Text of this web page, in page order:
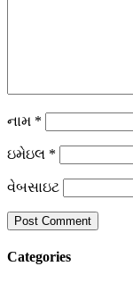
નામ *
ઇમેઇલ *
વેબસાઇટ
Categories